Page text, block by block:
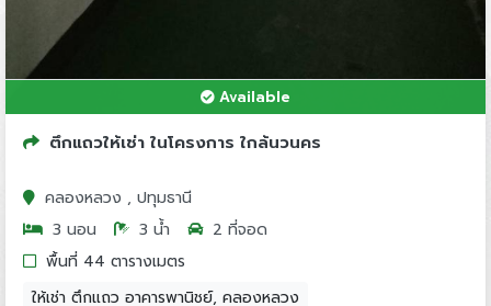
Available
ตึกแถวให้เช่า ในโครงการ ใกล้นวนคร
คลองหลวง , ปทุมธานี
3 นอน
3 น้ำ
2 ที่จอด
พื้นที่ 44 ตารางเมตร
ให้เช่า ตึกแถว อาคารพานิชย์, คลองหลวง